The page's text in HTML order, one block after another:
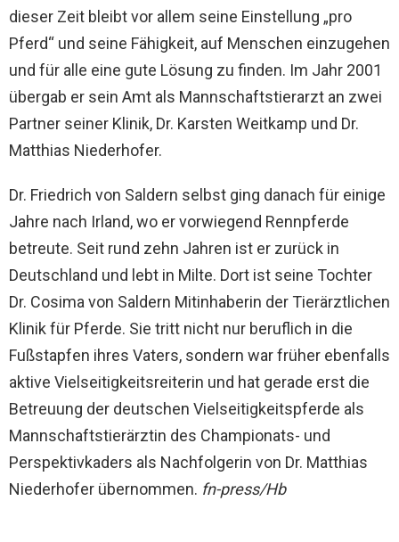
dieser Zeit bleibt vor allem seine Einstellung „pro
Pferd“ und seine Fähigkeit, auf Menschen einzugehen
und für alle eine gute Lösung zu finden. Im Jahr 2001
übergab er sein Amt als Mannschaftstierarzt an zwei
Partner seiner Klinik, Dr. Karsten Weitkamp und Dr.
Matthias Niederhofer.
Dr. Friedrich von Saldern selbst ging danach für einige
Jahre nach Irland, wo er vorwiegend Rennpferde
betreute. Seit rund zehn Jahren ist er zurück in
Deutschland und lebt in Milte. Dort ist seine Tochter
Dr. Cosima von Saldern Mitinhaberin der Tierärztlichen
Klinik für Pferde. Sie tritt nicht nur beruflich in die
Fußstapfen ihres Vaters, sondern war früher ebenfalls
aktive Vielseitigkeitsreiterin und hat gerade erst die
Betreuung der deutschen Vielseitigkeitspferde als
Mannschaftstierärztin des Championats- und
Perspektivkaders als Nachfolgerin von Dr. Matthias
Niederhofer übernommen. fn-press/Hb